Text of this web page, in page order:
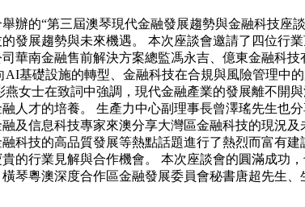
辦的“第三屆澳琴現代金融發展趨勢與金融科技座
發展趨勢與未來機遇。 本次座談會邀請了四位行
華南金融售前解決方案總監馮永吉、億東金融科
基礎設施的轉型、金融科技在合規與風險管理中
女士在致詞中強調，現代金融產業的發展離不開
人才的培養。 生產力中心副理事長曾澤瑤先生也
及信息科技專家來澳分享大灣區金融科技的現況
科技的高品質發展等熱點話題進行了熱烈而富有
的行業見解與合作機會。 本次座談會的圓滿成功
琴粵澳深度合作區金融發展委員會秘書唐超先生